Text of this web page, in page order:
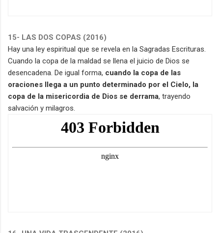
15- LAS DOS COPAS (2016)
Hay una ley espiritual que se revela en la Sagradas Escrituras.
Cuando la copa de la maldad se llena el juicio de Dios se
desencadena. De igual forma, cuando la copa de las
oraciones llega a un punto determinado por el Cielo, la
copa de la misericordia de Dios se derrama, trayendo
salvación y milagros.